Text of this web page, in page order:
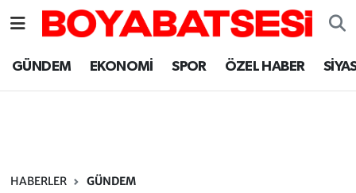
GÜNDEM EKONOMİ SPOR ÖZEL HABER
HABERLER GÜNDEM
Sinop Nöbetçi Eczaneler
Sinop Trafik Yoğunluk Haritası